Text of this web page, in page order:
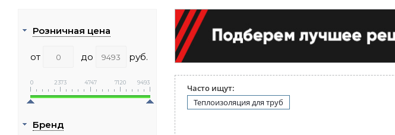
Часто ищут:
Теплоизоляция для труб
Розничная цена
от до руб.
0 2373 4747 7120 9493
Бренд